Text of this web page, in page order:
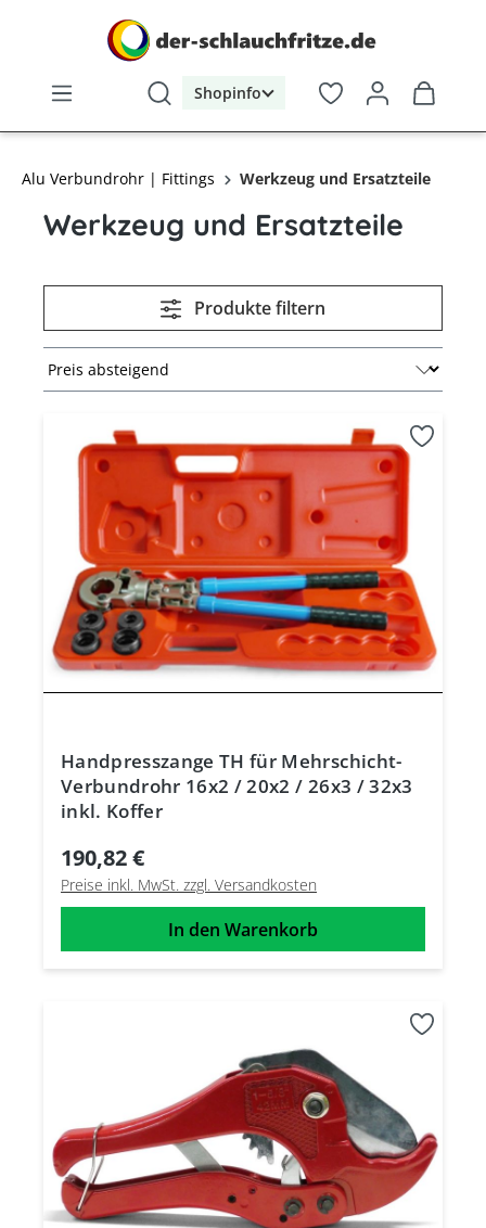
Shopinfo
Alu Verbundrohr | Fittings Werkzeug und Ersatzteile
Werkzeug und Ersatzteile
Produkte filtern
Handpresszange TH für Mehrschicht-
Verbundrohr 16x2 / 20x2 / 26x3 / 32x3
inkl. Koffer
190,82 €
Preise inkl. MwSt. zzgl. Versandkosten
In den Warenkorb